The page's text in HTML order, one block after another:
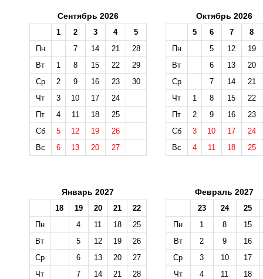
Сентябрь 2026
1 2 3 4
5
Пн
7 14 21
28
Вт
1 8 15 22
29
Ср
2 9 16 23
30
Чт
3 10 17
24
Пт
4 11 18
25
Сб
5 12 19
26
Вс
6 13 20 27
Октябрь 2026
5 6 7
8
Пн
5 12
19
Вт
6 13
20
Ср
7 14
21
Чт
1 8 15
22
Пт
2 9 16
23
Сб
3 10 17
24
Вс
4 11 18 25
Январь 2027
18 19 20 21
22
Пн
4 11 18
25
Вт
5 12 19
26
Ср
6 13 20
27
Чт
7 14 21
28
Февраль 2027
23 24
25
Пн
1 8
15
Вт
2 9
16
Ср
3 10
17
Чт
4 11
18